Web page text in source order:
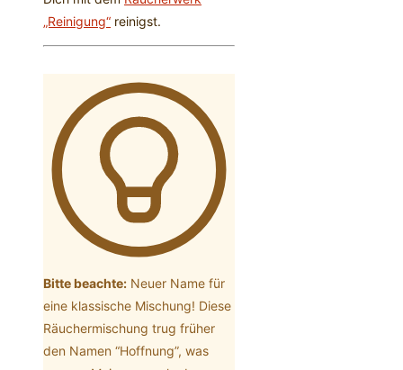
„Reinigung“ reinigst.
Bitte beachte: Neuer Name für
eine klassische Mischung! Diese
Räuchermischung trug früher
den Namen “Hoffnung”, was